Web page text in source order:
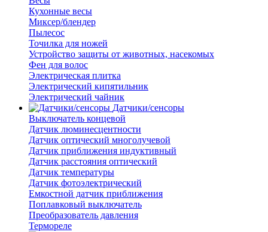
Кухонные весы
Миксер/блендер
Пылесос
Точилка для ножей
Устройство защиты от животных, насекомых
Фен для волос
Электрическая плитка
Электрический кипятильник
Электрический чайник
Датчики/сенсоры
Выключатель концевой
Датчик люминесцентности
Датчик оптический многолучевой
Датчик приближения индуктивный
Датчик расстояния оптический
Датчик температуры
Датчик фотоэлектрический
Емкостной датчик приближения
Поплавковый выключатель
Преобразователь давления
Термореле